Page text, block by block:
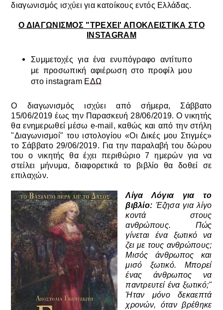
διαγωνισμός ισχύει για κατοίκους εντός Ελλάδας.
Ο ΔΙΑΓΩΝΙΣΜΟΣ "ΤΡΕΧΕΙ' ΑΠΟΚΛΕΙΣΤΙΚΑ ΣΤΟ
INSTAGRAM
Συμμετοχές για ένα ενυπόγραφο αντίτυπο
με προσωπική αφιέρωση στο προφίλ μου
στο instagramΕΔΩ
Ο διαγωνισμός ισχύει από σήμερα, Σάββατο
15/06/2019 έως την Παρασκευή 28/06/2019. Ο νικητής
θα ενημερωθεί μέσω e-mail, καθώς και από την στήλη
"Διαγωνισμοί" του ιστολογίου «Οι Δικές μου Στιγμές»
το Σάββατο 29/06/2019. Για την παραλαβή του δώρου
του ο νικητής θα έχει περιθώριο 7 ημερών για να
στείλει μήνυμα, διαφορετικά το βιβλίο θα δοθεί σε
επιλαχών.
Λίγα Λόγια για το
βιβλίο: Έζησα για λίγο
κοντά στους
ανθρώπους. Πώς
γίνεται ένα ξωτικό να
ζει με τους ανθρώπους;
Μισός άνθρωπος και
μισό ξωτικό. Μπορεί
ένας άνθρωπος να
παντρευτεί ένα ξωτικό;"
Ήταν μόνο δεκαεπτά
χρονών, όταν βρέθηκε